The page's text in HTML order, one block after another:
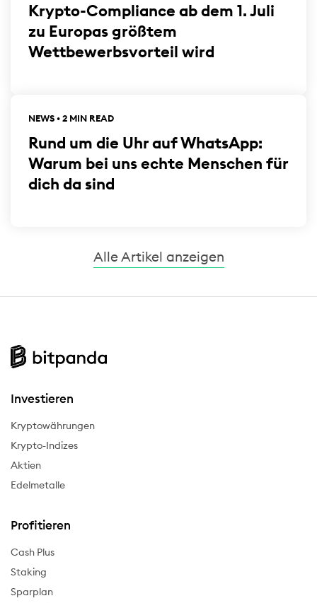
Krypto-Compliance ab dem 1. Juli
zu Europas größtem
Wettbewerbsvorteil wird
NEWS • 2 MIN READ
Rund um die Uhr auf WhatsApp:
Warum bei uns echte Menschen für
dich da sind
Alle Artikel anzeigen
Investieren
Kryptowährungen
Krypto-Indizes
Aktien
Edelmetalle
Profitieren
Cash Plus
Staking
Sparplan